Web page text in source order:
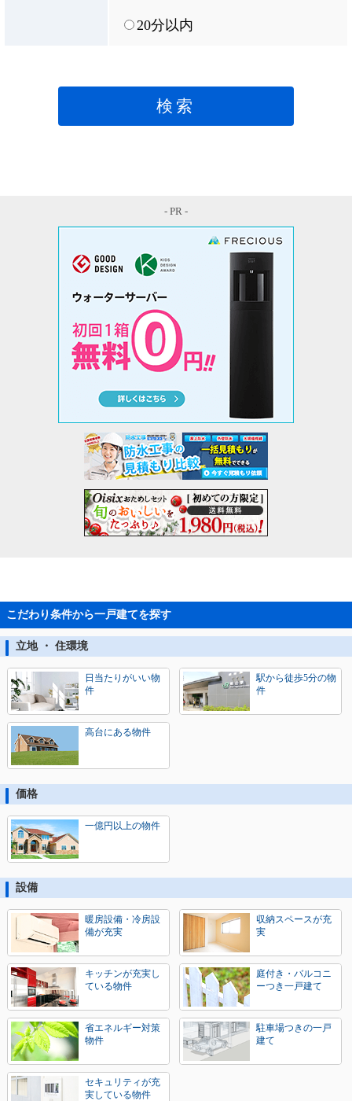
20分以内
検索
- PR -
こだわり条件から一戸建てを探す
立地 ・ 住環境
日当たりがいい物
件
駅から徒歩5分の物
件
高台にある物件
価格
一億円以上の物件
設備
暖房設備・冷房設
備が充実
収納スペースが充
実
キッチンが充実し
ている物件
庭付き・バルコニ
ーつき一戸建て
省エネルギー対策
物件
駐車場つきの一戸
建て
セキュリティが充
実している物件